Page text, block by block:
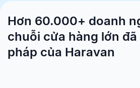
Hơn 60.000+ doanh
chuỗi cửa hàng lớn
pháp của Haravan